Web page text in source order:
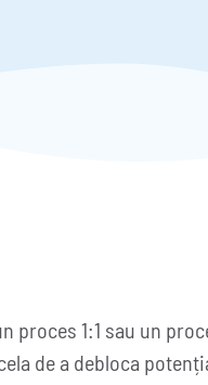
proces 1:1 sau un
de a debloca